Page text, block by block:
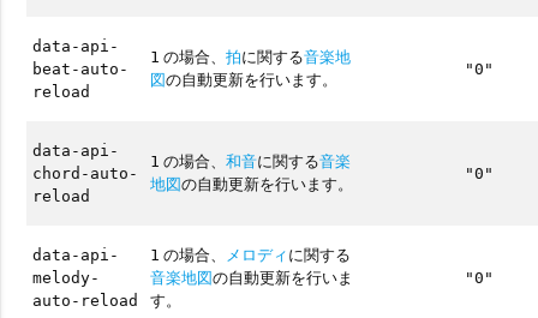
data-api-
beat-auto-
reload
1 の場合、拍に関する音楽地
図の自動更新を行います。
"0"
data-api-
chord-auto-
reload
1 の場合、和音に関する音楽
地図の自動更新を行います。
"0"
data-api-
melody-
auto-reload
1 の場合、 メロディに関する
音楽地図の自動更新を行いま
す。
"0"